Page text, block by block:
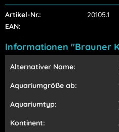
Artikel-Nr.:
20105.1
EAN:
Informationen "Brauner
Alternativer Name:
Aquariumgröße ab:
Aquariumtyp:
Kontinent: